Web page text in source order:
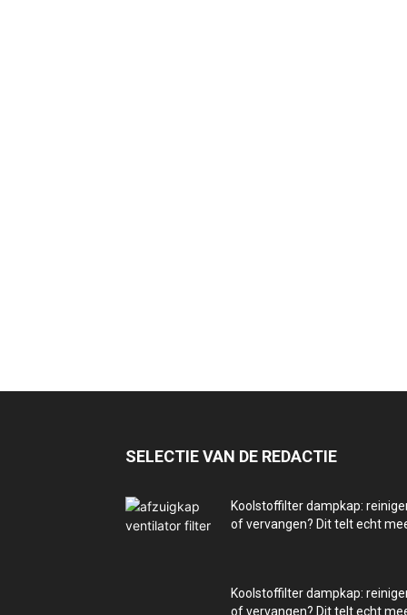
SELECTIE VAN DE REDACTIE
Koolstoffilter dampkap:
of vervangen? Dit telt echt
Koolstoffilter dampkap:
of vervangen? Dit telt echt